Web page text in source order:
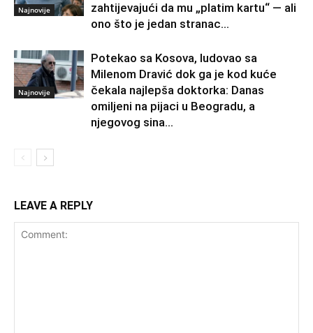
Najnovije
zahtijevajući da mu „platim kartu“ — ali
ono što je jedan stranac...
Najnovije
Potekao sa Kosova, ludovao sa
Milenom Dravić dok ga je kod kuće
čekala najlepša doktorka: Danas
omiljeni na pijaci u Beogradu, a
njegovog sina...
LEAVE A REPLY